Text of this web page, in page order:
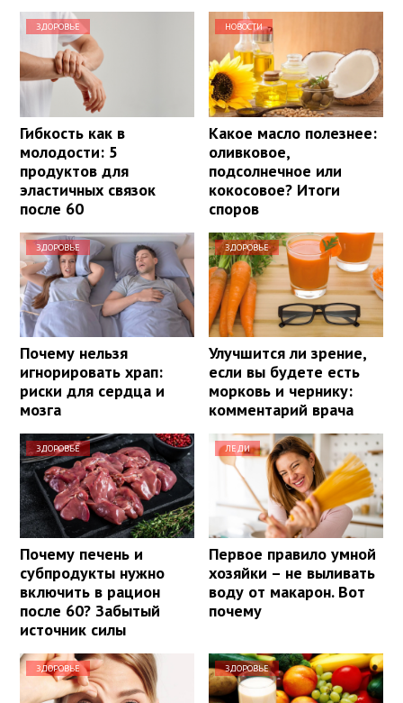
ЗДОРОВЬЕ
Гибкость как в
молодости: 5
продуктов для
эластичных связок
после 60
НОВОСТИ
Какое масло полезнее:
оливковое,
подсолнечное или
кокосовое? Итоги
споров
ЗДОРОВЬЕ
Почему нельзя
игнорировать храп:
риски для сердца и
мозга
ЗДОРОВЬЕ
Улучшится ли зрение,
если вы будете есть
морковь и чернику:
комментарий врача
ЗДОРОВЬЕ
Почему печень и
субпродукты нужно
включить в рацион
после 60? Забытый
источник силы
ЛЕДИ
Первое правило умной
хозяйки – не выливать
воду от макарон. Вот
почему
ЗДОРОВЬЕ ЗДОРОВЬЕ